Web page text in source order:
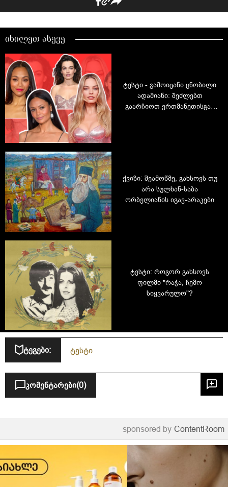
იხილეთ ასევე
ტესტი - გამოიცანი ცნობილი
ადამიანი: შეძლებთ
გაარჩიოთ ერთმანეთისგან
ქვიზი: შეამოწმე, გახსოვს თუ
არა სულხან-საბა
ორბელიანის იგავ-არაკები
ტესტი: როგორ გახსოვს
ფილმი "რაჭა, ჩემო
სიყვარულო"?
ტეგები: ტესტი
კომენტარები(0)
sponsored by ContentRoom